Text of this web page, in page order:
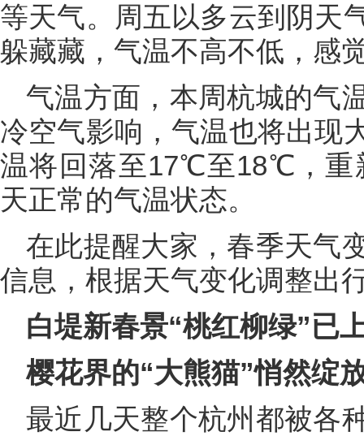
等天气。周五以多云到阴天
躲藏藏，气温不高不低，感
气温方面，本周杭城的气
冷空气影响，气温也将出现
温将回落至17℃至18℃，重
天正常的气温状态。
在此提醒大家，春季天气
信息，根据天气变化调整出
白堤新春景“桃红柳绿”已
樱花界的“大熊猫”悄然绽
最近几天整个杭州都被各